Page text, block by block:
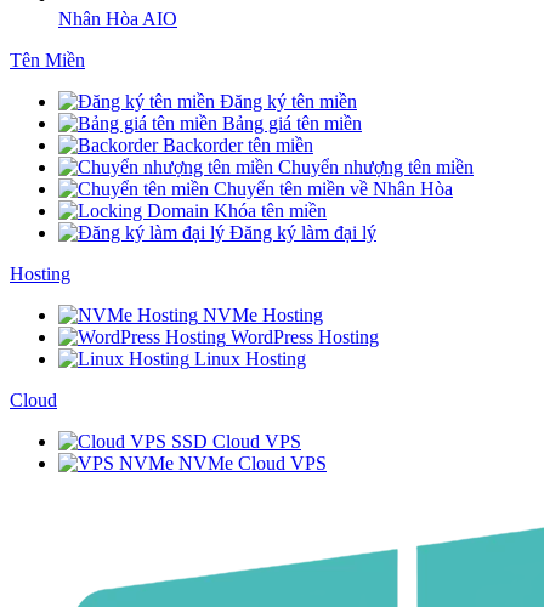
Nhân Hòa AIO
Tên Miền
Đăng ký tên miền
Bảng giá tên miền
Backorder tên miền
Chuyển nhượng tên miền
Chuyển tên miền về Nhân Hòa
Khóa tên miền
Đăng ký làm đại lý
Hosting
NVMe Hosting
WordPress Hosting
Linux Hosting
Cloud
SSD Cloud VPS
NVMe Cloud VPS